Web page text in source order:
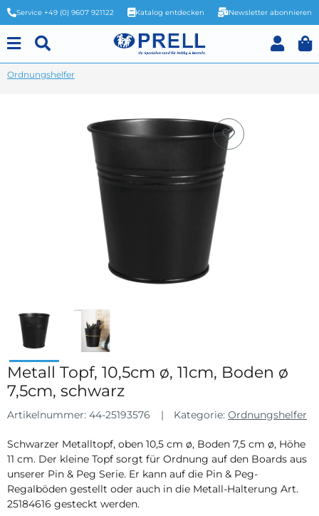
Service +49 (0) 9607 921122 Katalog entdecken Newsletter abonnieren
Ordnungshelfer
Metall Topf, 10,5cm ø, 11cm, Boden ø
7,5cm, schwarz
Artikelnummer: 44-25193576 Kategorie: Ordnungshelfer
Schwarzer Metalltopf, oben 10,5 cm ø, Boden 7,5 cm ø, Höhe
11 cm. Der kleine Topf sorgt für Ordnung auf den Boards aus
unserer Pin & Peg Serie. Er kann auf die Pin & Peg-
Regalböden gestellt oder auch in die Metall-Halterung Art.
25184616 gesteckt werden.